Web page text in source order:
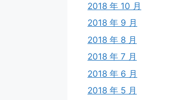
2018 年 10 月
2018 年 9 月
2018 年 8 月
2018 年 7 月
2018 年 6 月
2018 年 5 月